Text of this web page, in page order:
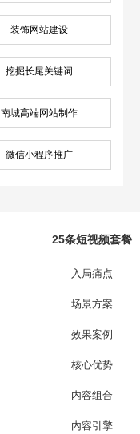
装饰网站建设
挖掘长尾关键词
南城高端网站制作
微信小程序推广
25条短视频套餐
入局痛点
场景方案
效果案例
核心优势
内容组合
内容引擎